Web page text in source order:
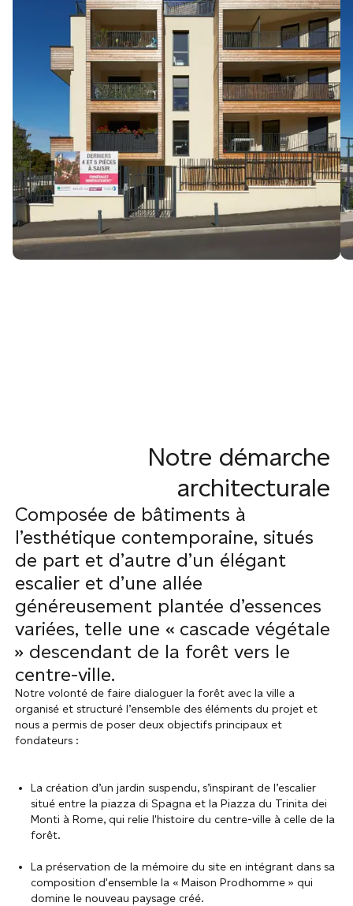
Notre démarche
architecturale
Composée de bâtiments à
l’esthétique contemporaine, situés
de part et d’autre d’un élégant
escalier et d’une allée
généreusement plantée d’essences
variées, telle une « cascade végétale
» descendant de la forêt vers le
centre-ville.
Notre volonté de faire dialoguer la forêt avec la ville a
organisé et structuré l’ensemble des éléments du projet et
nous a permis de poser deux objectifs principaux et
fondateurs :
La création d’un jardin suspendu, s’inspirant de l’escalier
situé entre la piazza di Spagna et la Piazza du Trinita dei
Monti à Rome, qui relie l'histoire du centre-ville à celle de la
forêt.
La préservation de la mémoire du site en intégrant dans sa
composition d'ensemble la « Maison Prodhomme » qui
domine le nouveau paysage créé.